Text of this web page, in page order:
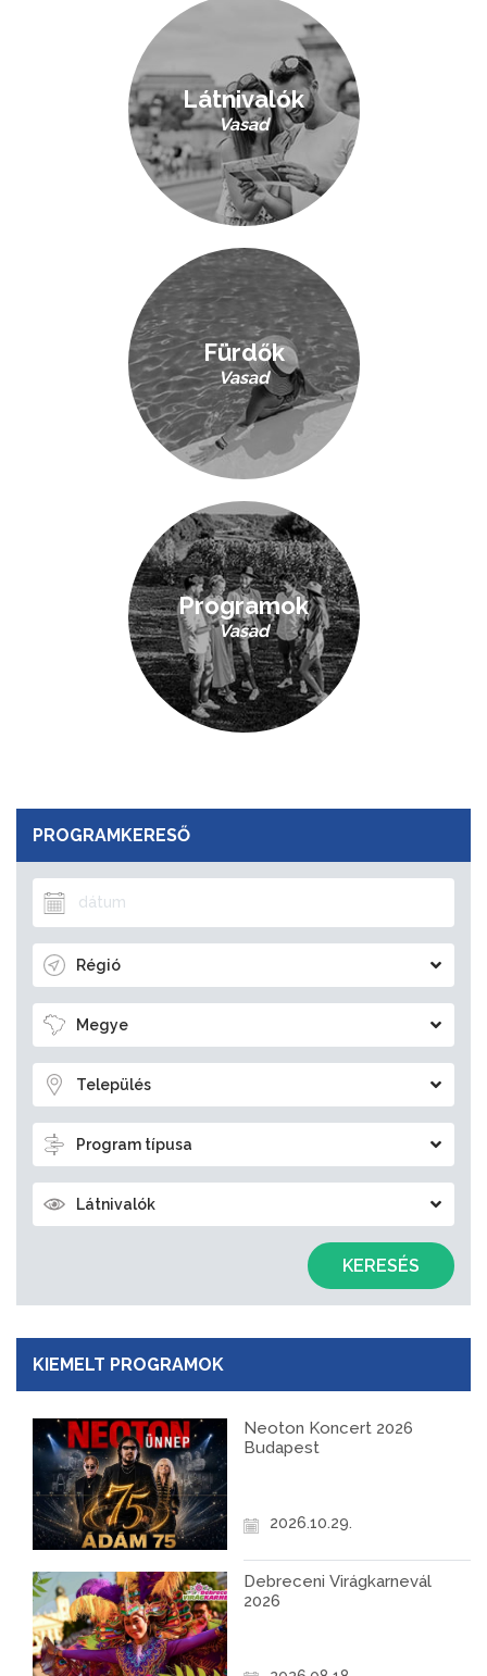
PROGRAMKERESŐ
Régió
Megye
Település
Program típusa
Látnivalók
KERESÉS
KIEMELT PROGRAMOK
Neoton Koncert 2026
Budapest
2026.10.29.
Debreceni Virágkarnevál
2026
Látnivalók
Vasad
Fürdők
Vasad
Programok
Vasad